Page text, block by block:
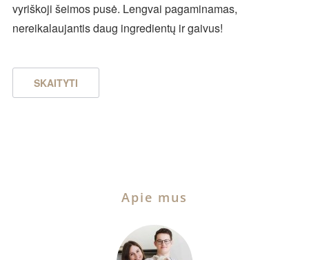
vyriškoji šeimos pusė. Lengvai pagaminamas,
nereikalaujantis daug ingredientų ir gaivus!
SKAITYTI
Apie mus